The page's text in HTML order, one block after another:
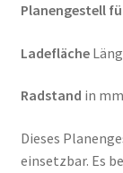
Planengestell
Ladefläche
Radstand in
Dieses
einsetzbar. Es